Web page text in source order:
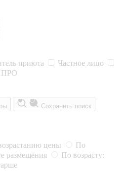
приюта
Частное лицо
ПРО
Сохранить поиск
цены
По
размещения
По возрасту: